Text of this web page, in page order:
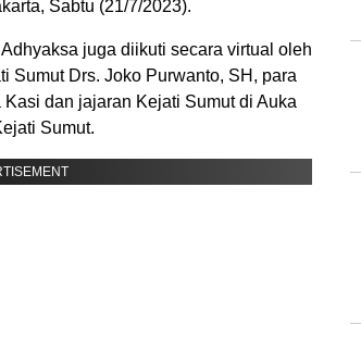
Sabtu (21/7/2023).
juga diikuti secara virtual oleh
Sumut Drs. Joko Purwanto, SH, para
dan jajaran Kejati Sumut di Auka
Sumut.